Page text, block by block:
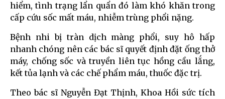
hiểm, tình trạng lẩn quẩn đó làm khó khăn trong
cấp cứu sốc mất máu, nhiễm trùng phổi nặng.
Bệnh nhi bị tràn dịch màng phổi, suy hô hấp
nhanh chóng nên các bác sĩ quyết định đặt ống thở
máy, chống sốc và truyền liên tục hồng cầu lắng,
kết tủa lạnh và các chế phẩm máu, thuốc đặc trị.
Theo bác sĩ Nguyễn Đạt Thịnh, Khoa Hồi sức tích